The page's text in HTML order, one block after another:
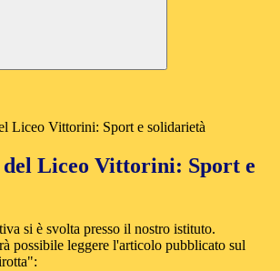
Liceo Vittorini: Sport e solidarietà
Liceo Vittorini: Sport e
si è svolta presso il nostro istituto.
possibile leggere l'articolo pubblicato sul